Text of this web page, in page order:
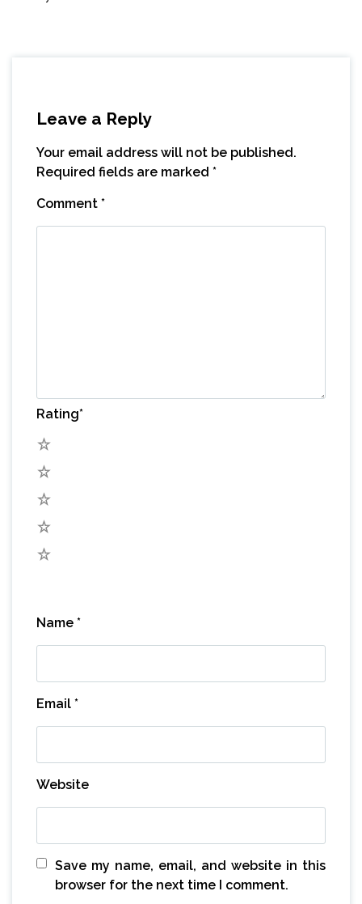
Leave a Reply
Your email address will not be published.
Required fields are marked *
Comment *
Rating*
Name *
Email *
Website
Save my name, email, and website in this
browser for the next time I comment.